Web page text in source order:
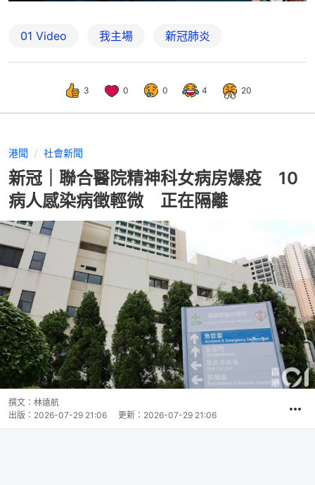
01 Video 我主場 新冠肺炎
3 0 0 4 20
港聞 社會新聞
新冠｜聯合醫院精神科女病房爆疫 10
病人感染病徵輕微 正在隔離
撰文： 林遠航
出版： 2026-07-29 21:06 更新： 2026-07-29 21:06